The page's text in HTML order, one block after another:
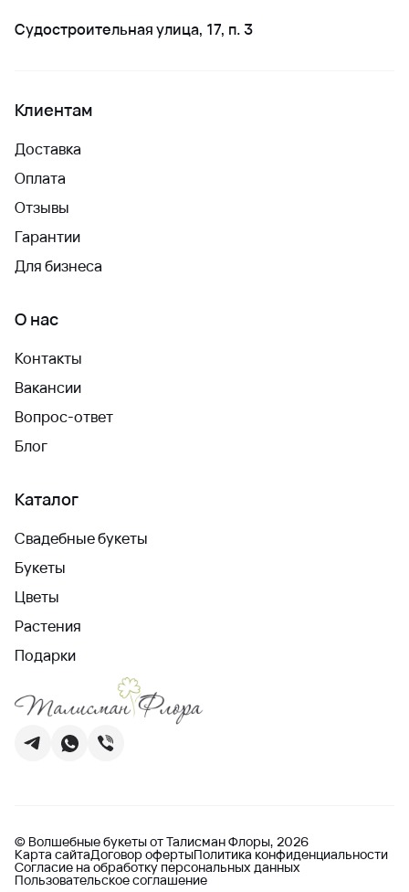
Судостроительная улица, 17, п. 3
Клиентам
Доставка
Оплата
Отзывы
Гарантии
Для бизнеса
О нас
Контакты
Вакансии
Вопрос-ответ
Блог
Каталог
Свадебные букеты
Букеты
Цветы
Растения
Подарки
© Волшебные букеты от Талисман Флоры, 2026
Карта сайтаДоговор офертыПолитика конфиденциальности
Согласие на обработку персональных данных
Пользовательское соглашение